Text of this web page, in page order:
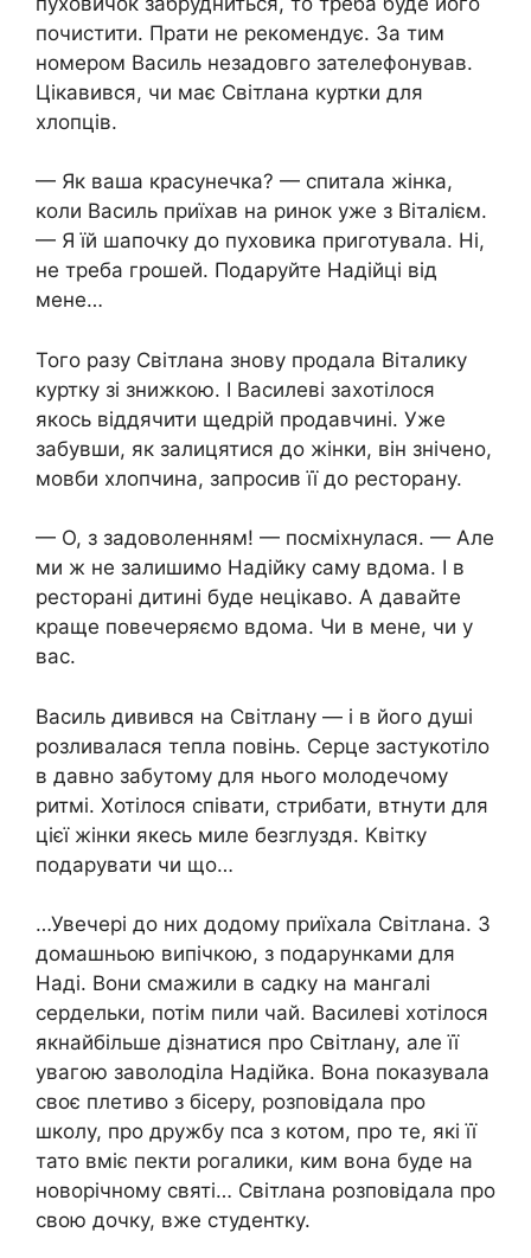
почистити. Прати не рекомендує. За тим
номером Василь незадовго зателефонував.
Цікавився, чи має Світлана куртки для
хлопців.
— Як ваша красунечка? — спитала жінка,
коли Василь приїхав на ринок уже з Віталієм.
— Я їй шапочку до пуховика приготувала. Ні,
не треба грошей. Подаруйте Надійці від
мене…
Того разу Світлана знову продала Віталику
куртку зі знижкою. І Василеві захотілося
якось віддячити щедрій продавчині. Уже
забувши, як залицятися до жінки, він знічено,
мовби хлопчина, запросив її до ресторану.
— О, з задоволенням! — посміхнулася. — Але
ми ж не залишимо Надійку саму вдома. І в
ресторані дитині буде нецікаво. А давайте
краще повечеряємо вдома. Чи в мене, чи у
вас.
Василь дивився на Світлану — і в його душі
розливалася тепла повінь. Серце застукотіло
в давно забутому для нього молодечому
ритмі. Хотілося співати, стрибати, втнути для
цієї жінки якесь миле безглуздя. Квітку
подарувати чи що…
…Увечері до них додому приїхала Світлана. З
домашньою випічкою, з подарунками для
Наді. Вони смажили в садку на мангалі
сердельки, потім пили чай. Василеві хотілося
якнайбільше дізнатися про Світлану, але її
увагою заволоділа Надійка. Вона показувала
своє плетиво з бісеру, розповідала про
школу, про дружбу пса з котом, про те, які її
тато вміє пекти рогалики, ким вона буде на
новорічному святі… Світлана розповідала про
свою дочку, вже студентку.